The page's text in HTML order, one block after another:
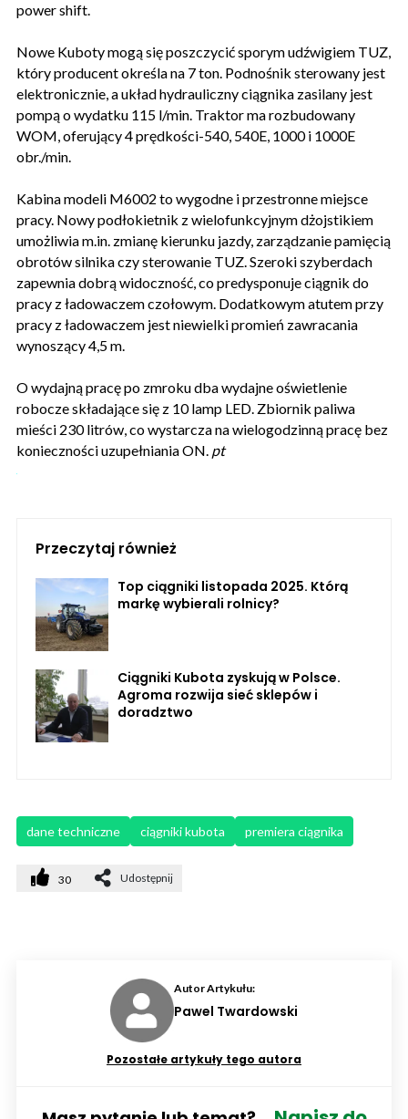
power shift.
Nowe Kuboty mogą się poszczycić sporym udźwigiem TUZ,
który producent określa na 7 ton. Podnośnik sterowany jest
elektronicznie, a układ hydrauliczny ciągnika zasilany jest
pompą o wydatku 115 l/min. Traktor ma rozbudowany
WOM, oferujący 4 prędkości-540, 540E, 1000 i 1000E
obr./min.
Kabina modeli M6002 to wygodne i przestronne miejsce
pracy. Nowy podłokietnik z wielofunkcyjnym dżojstikiem
umożliwia m.in. zmianę kierunku jazdy, zarządzanie pamięcią
obrotów silnika czy sterowanie TUZ. Szeroki szyberdach
zapewnia dobrą widoczność, co predysponuje ciągnik do
pracy z ładowaczem czołowym. Dodatkowym atutem przy
pracy z ładowaczem jest niewielki promień zawracania
wynoszący 4,5 m.
O wydajną pracę po zmroku dba wydajne oświetlenie
robocze składające się z 10 lamp LED. Zbiornik paliwa
mieści 230 litrów, co wystarcza na wielogodzinną pracę bez
konieczności uzupełniania ON. pt
Przeczytaj również
Top ciągniki listopada 2025. Którą
markę wybierali rolnicy?
Ciągniki Kubota zyskują w Polsce.
Agroma rozwija sieć sklepów i
doradztwo
dane techniczne ciągniki kubota premiera ciągnika
30 Udostępnij
Autor Artykułu:
Pawel Twardowski
Pozostałe artykuły tego autora